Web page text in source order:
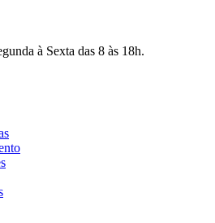
à Sexta das 8 às 18h.